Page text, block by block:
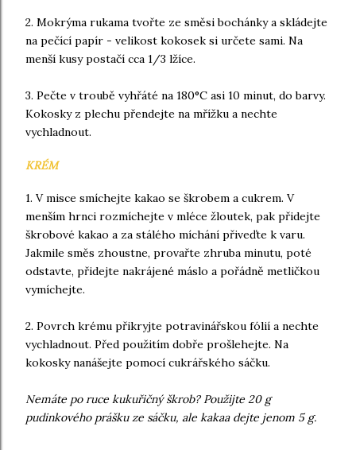
2. Mokrýma rukama tvořte ze směsi bochánky a skládejte
na pečící papír - velikost kokosek si určete sami. Na
menší kusy postačí cca 1/3 lžíce.
3. Pečte v troubě vyhřáté na 180°C asi 10 minut, do barvy.
Kokosky z plechu přendejte na mřížku a nechte
vychladnout.
KRÉM
1. V misce smíchejte kakao se škrobem a cukrem. V
menším hrnci rozmíchejte v mléce žloutek, pak přidejte
škrobové kakao a za stálého míchání přiveďte k varu.
Jakmile směs zhoustne, provařte zhruba minutu, poté
odstavte, přidejte nakrájené máslo a pořádně metličkou
vymíchejte.
2. Povrch krému přikryjte potravinářskou fólií a nechte
vychladnout. Před použitím dobře prošlehejte. Na
kokosky nanášejte pomocí cukrářského sáčku.
Nemáte po ruce kukuřičný škrob? Použijte 20 g
pudinkového prášku ze sáčku, ale kakaa dejte jenom 5 g.